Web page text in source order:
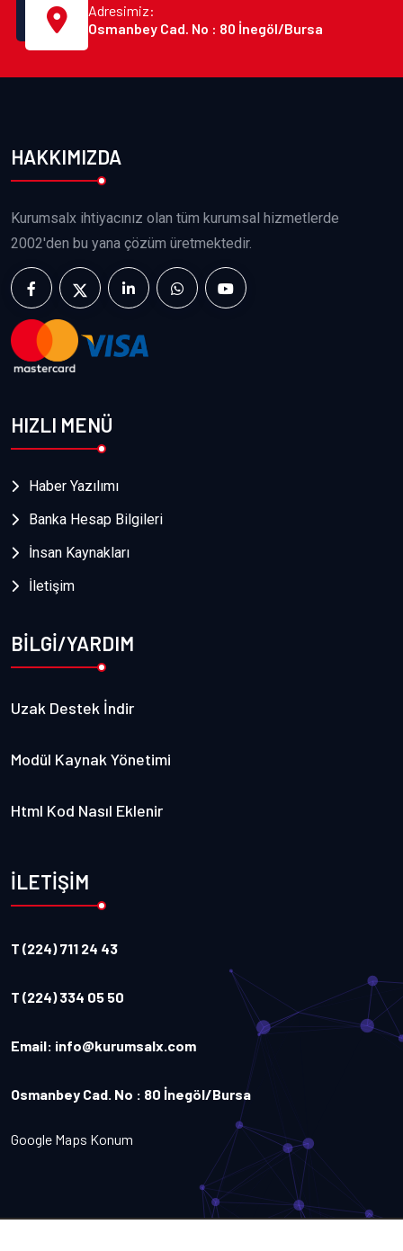
Adresimiz:
Osmanbey Cad. No : 80 İnegöl/Bursa
HAKKIMIZDA
Kurumsalx ihtiyacınız olan tüm kurumsal hizmetlerde
2002'den bu yana çözüm üretmektedir.
HIZLI MENÜ
Haber Yazılımı
Banka Hesap Bilgileri
İnsan Kaynakları
İletişim
BİLGİ/YARDIM
Uzak Destek İndir
Modül Kaynak Yönetimi
Html Kod Nasıl Eklenir
İLETİŞİM
T (224) 711 24 43
T (224) 334 05 50
Email: info@kurumsalx.com
Osmanbey Cad. No : 80 İnegöl/Bursa
Google Maps Konum